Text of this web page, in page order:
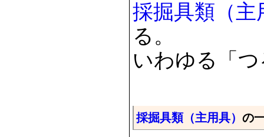
採掘具類（主
る。
いわゆる「
採掘具類（主用具） の